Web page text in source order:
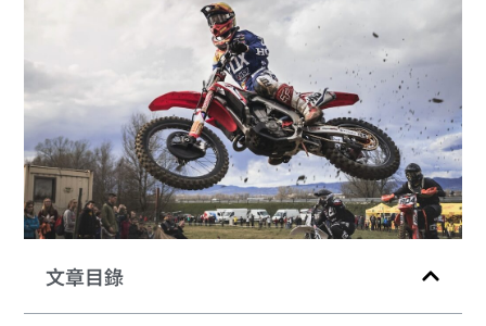
文章目錄